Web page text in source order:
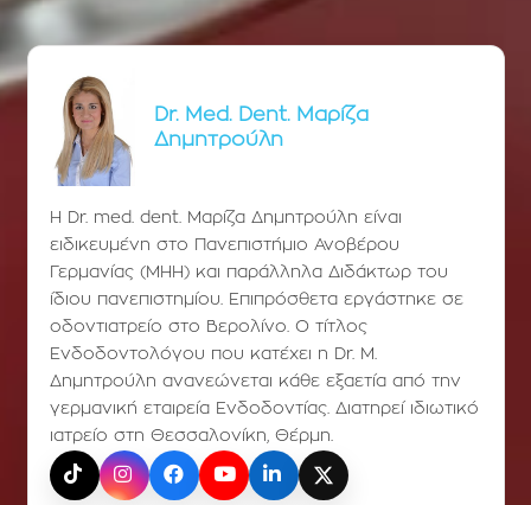
Dr. Med. Dent. Μαρίζα
Δημητρούλη
Η Dr. med. dent. Μαρίζα Δημητρούλη είναι
ειδικευμένη στο Πανεπιστήμιο Ανοβέρου
Γερμανίας (ΜΗΗ) και παράλληλα Διδάκτωρ του
ίδιου πανεπιστημίου. Επιπρόσθετα εργάστηκε σε
οδοντιατρείο στο Βερολίνο. Ο τίτλος
Ενδοδοντολόγου που κατέχει η Dr. Μ.
Δημητρούλη ανανεώνεται κάθε εξαετία από την
γερμανική εταιρεία Ενδοδοντίας. Διατηρεί ιδιωτικό
ιατρείο στη Θεσσαλονίκη, Θέρμη.
TikTokInstagramFacebookYouTubeLinkedInX (Twitter)